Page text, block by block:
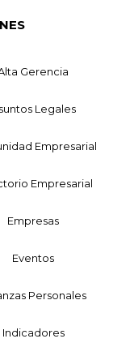
Gerencia
Legales
Empresarial
Empresarial
Empresas
Eventos
Personales
Indicadores